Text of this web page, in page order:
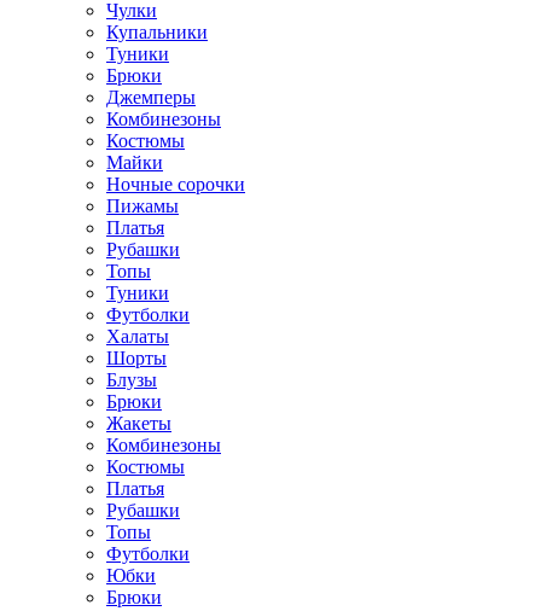
Чулки
Купальники
Туники
Брюки
Джемперы
Комбинезоны
Костюмы
Майки
Ночные сорочки
Пижамы
Платья
Рубашки
Топы
Туники
Футболки
Халаты
Шорты
Блузы
Брюки
Жакеты
Комбинезоны
Костюмы
Платья
Рубашки
Топы
Футболки
Юбки
Брюки